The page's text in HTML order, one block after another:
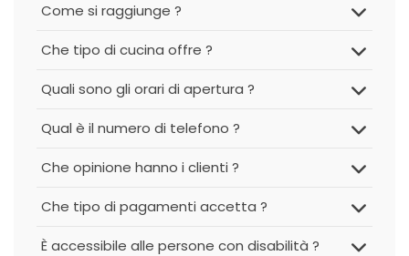
Come si raggiunge ?
Che tipo di cucina offre ?
Quali sono gli orari di apertura ?
Qual è il numero di telefono ?
Che opinione hanno i clienti ?
Che tipo di pagamenti accetta ?
È accessibile alle persone con disabilità ?